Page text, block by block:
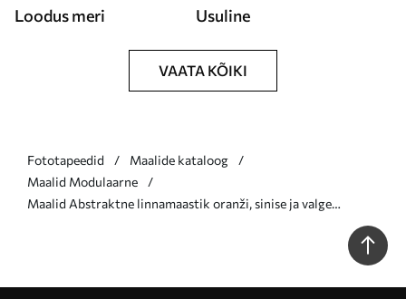
Loodus meri Usuline
VAATA KÕIKI
Fototapeedid
Maalide kataloog
Maalid Modulaarne
Maalid Abstraktne linnamaastik oranži, sinise ja valge